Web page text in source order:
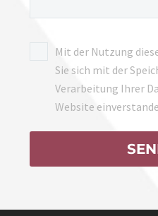
Mit der Nutzung
Sie sich mit der
Verarbeitung Ihrer
Website